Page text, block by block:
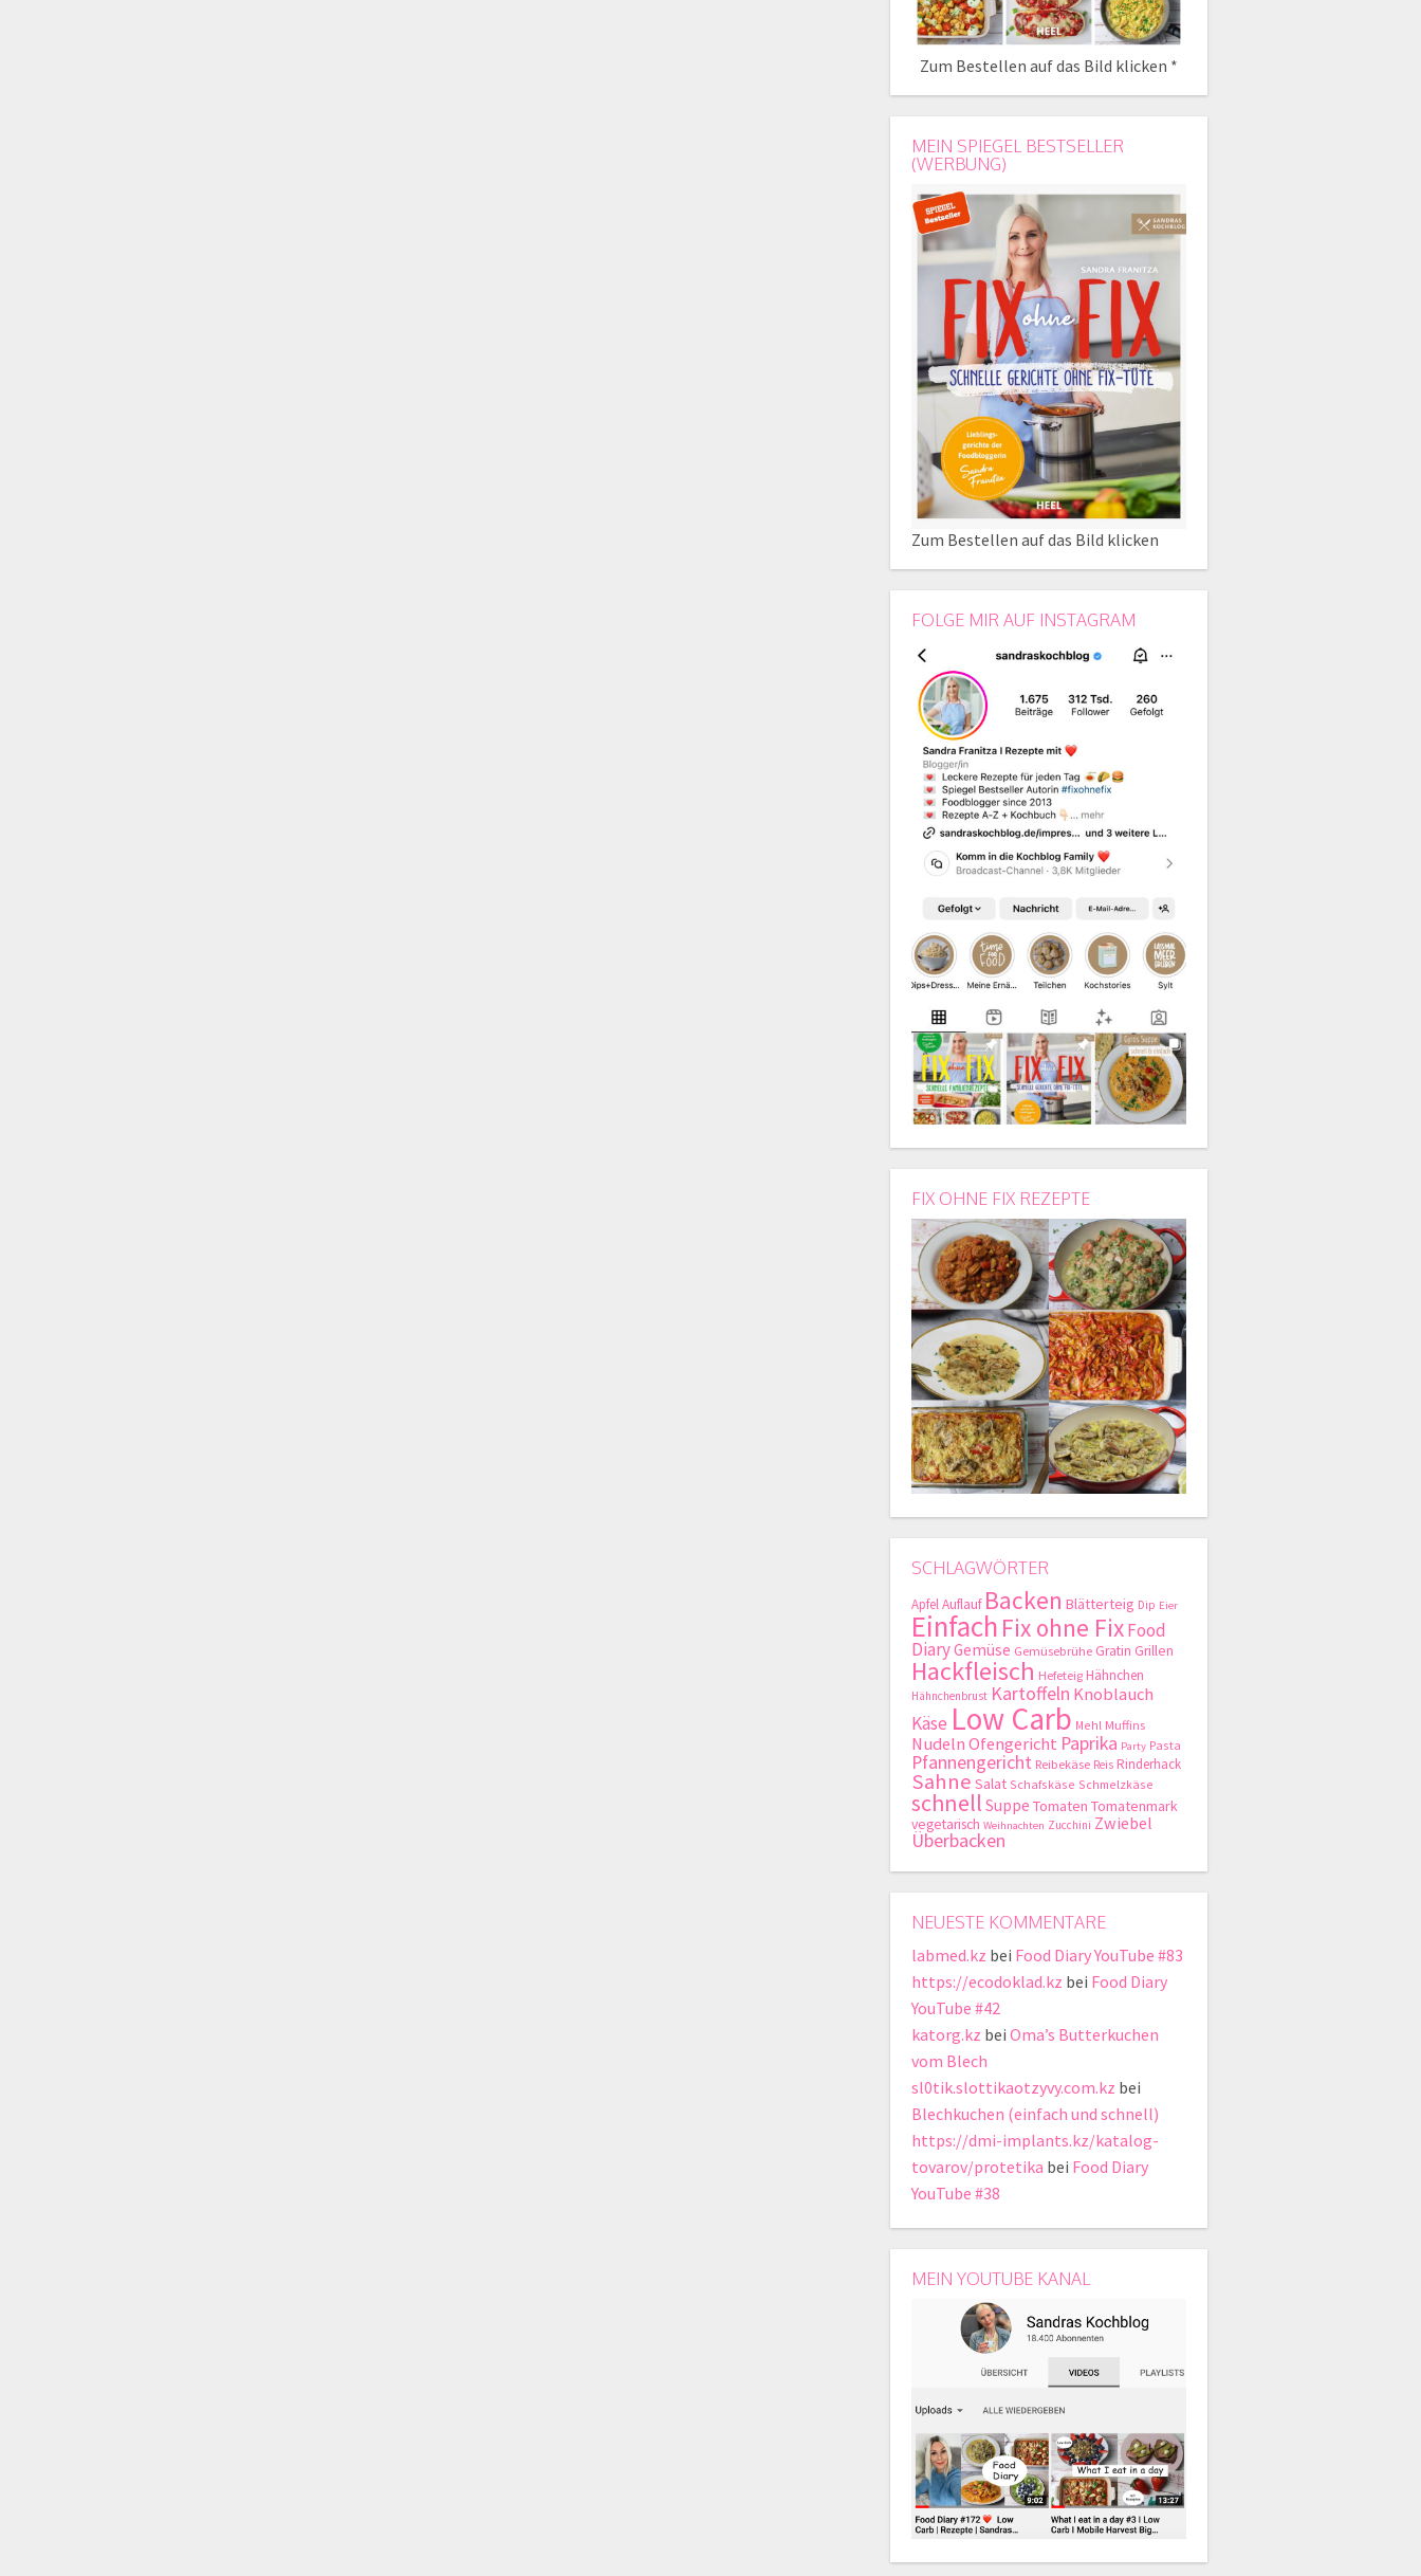
Zum Bestellen auf das Bild klicken *
MEIN SPIEGEL BESTSELLER
(WERBUNG)
Zum Bestellen auf das Bild klicken
FOLGE MIR AUF INSTAGRAM
FIX OHNE FIX REZEPTE
SCHLAGWÖRTER
ApfelAuflauf Backen Blätterteig Dip Eier
Einfach Fix ohne FixFood
DiaryGemüse Gemüsebrühe Gratin Grillen
Hackfleisch Hefeteig Hähnchen
Hähnchenbrust Kartoffeln Knoblauch
Käse Low Carb Mehl Muffins
NudelnOfengericht Paprika Party Pasta
Pfannengericht Reibekäse Reis Rinderhack
Sahne Salat Schafskäse Schmelzkäse
schnell Suppe Tomaten Tomatenmark
vegetarisch Weihnachten Zucchini Zwiebel
Überbacken
NEUESTE KOMMENTARE
labmed.kz bei Food Diary YouTube #83
https://ecodoklad.kz bei Food Diary
YouTube #42
katorg.kz bei Oma’s Butterkuchen
vom Blech
sl0tik.slottikaotzyvy.com.kz bei
Blechkuchen (einfach und schnell)
https://dmi-implants.kz/katalog-
tovarov/protetika bei Food Diary
YouTube #38
MEIN YOUTUBE KANAL